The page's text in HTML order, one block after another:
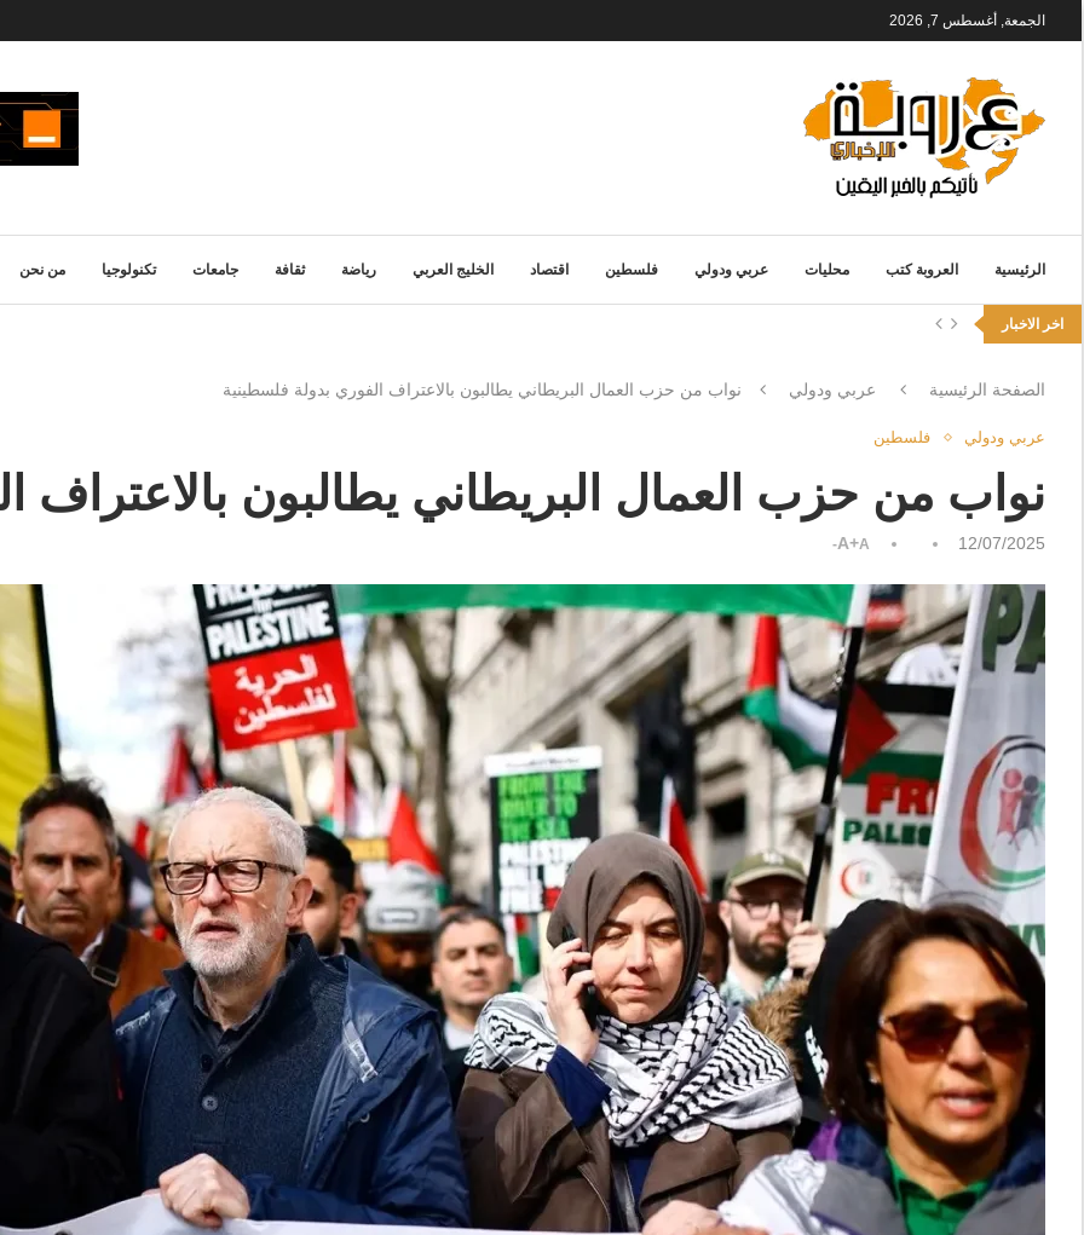
الجمعة, أغسطس 7, 2026
الرئيسية العروبة كتب محليات عربي ودولي فلسطين اقتصاد الخليج العربي رياضة ثقافة جامعات تكنولوجيا من نحن
اخر الاخبار
الصفحة الرئيسية عربي ودولي نواب من حزب العمال البريطاني يطالبون بالاعتراف الفوري بدولة فلسطينية
عربي ودولي فلسطين
نواب من حزب العمال البريطاني يطالبون بالاعتراف
12/07/2025
A+A-